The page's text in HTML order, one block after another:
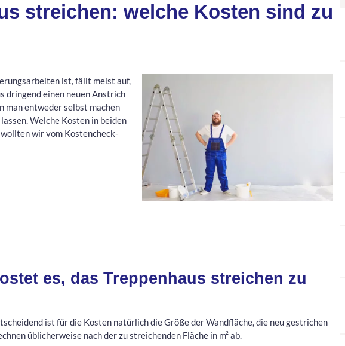
streichen: welche Kosten sind zu
ist, fällt meist auf,
dringend einen neuen Anstrich
man entweder selbst machen
Welche Kosten in beiden
wir vom Kostencheck-
es, das Treppenhaus streichen zu
ist für die Kosten natürlich die Größe der Wandfläche, die neu gestrichen
üblicherweise nach der zu streichenden Fläche in m² ab.